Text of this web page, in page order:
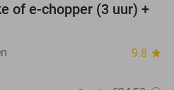
35%
of e-chopper (3 uur) +
9.8 star